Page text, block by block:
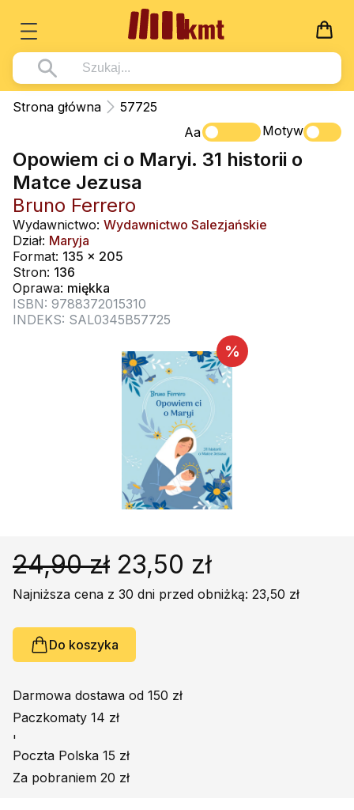
Książki
Wszystko z kategorii - Książki
Pismo Święte
Kościół Katolicki
Duszpasterstwo
Teologia
Życie chrześcijańskie
Duchowość
Literatura piękna
Promocja
Wszystko z kategorii - Multimedia
DVD
CD-ROM
Muzyka
Rekolekcje i inne na CD
Śpiew i modlitwa
Dla Dzieci
Wszystko z kategorii - Dla Dzieci
Literatura (D)
Płyty, DVD (D)
Podręczniki i pomoce dydaktyczne
Podręczniki
Wszystko z kategorii - Podręczniki
Podręczniki i pomoce dydaktyczne
Zabawa i Nauka
Nowości
Zaloguj się
Strona główna
57725
Aa
Motyw
%
Opowiem ci o Maryi. 31 historii o
Matce Jezusa
Bruno Ferrero
Wydawnictwo: Wydawnictwo Salezjańskie
Dział: Maryja
Format: 135 x 205
Stron: 136
Oprawa: miękka
ISBN: 9788372015310
INDEKS: SAL0345B57725
24,90 zł 23,50 zł
Najniższa cena z 30 dni przed obniżką: 23,50 zł
Do koszyka
Darmowa dostawa od 150 zł
Paczkomaty 14 zł
'
Poczta Polska 15 zł
Za pobraniem 20 zł